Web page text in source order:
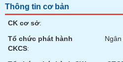
Thông tin cơ bản
CK cơ sở:
Tổ chức phát hành
CKCS: